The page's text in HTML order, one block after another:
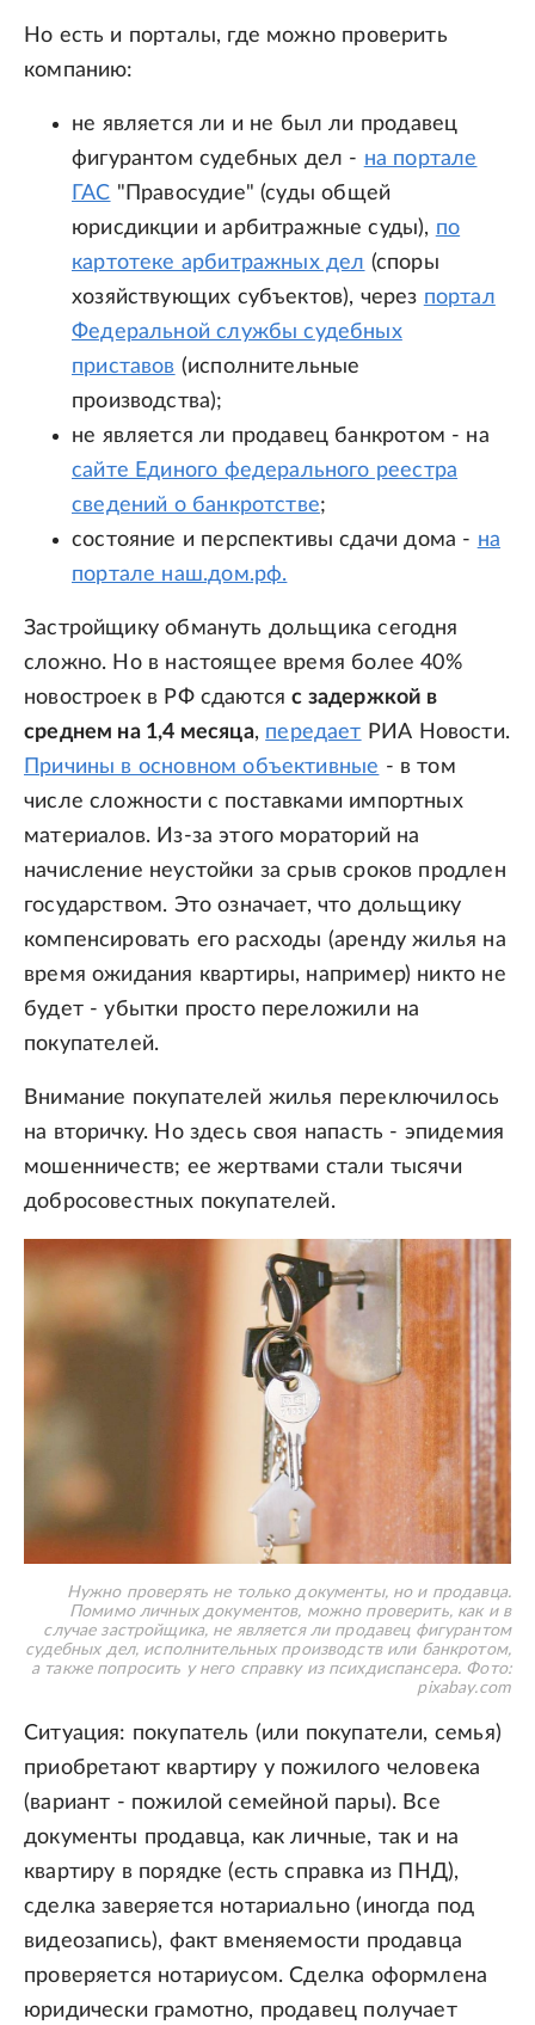
Но есть и порталы, где можно проверить
компанию:
не является ли и не был ли продавец
фигурантом судебных дел - на портале
ГАС "Правосудие" (суды общей
юрисдикции и арбитражные суды), по
картотеке арбитражных дел (споры
хозяйствующих субъектов), через портал
Федеральной службы судебных
приставов (исполнительные
производства);
не является ли продавец банкротом - на
сайте Единого федерального реестра
сведений о банкротстве;
состояние и перспективы сдачи дома - на
портале наш.дом.рф.
Застройщику обмануть дольщика сегодня
сложно. Но в настоящее время более 40%
новостроек в РФ сдаютсяс задержкой в
среднем на 1,4 месяца, передает РИА Новости.
Причины в основном объективные - в том
числе сложности с поставками импортных
материалов. Из-за этого мораторий на
начисление неустойки за срыв сроков продлен
государством. Это означает, что дольщику
компенсировать его расходы (аренду жилья на
время ожидания квартиры, например) никто не
будет - убытки просто переложили на
покупателей.
Внимание покупателей жилья переключилось
на вторичку. Но здесь своя напасть - эпидемия
мошенничеств; ее жертвами стали тысячи
добросовестных покупателей.
Нужно проверять не только документы, но и продавца.
Помимо личных документов, можно проверить, как и в
случае застройщика, не является ли продавец фигурантом
судебных дел, исполнительных производств или банкротом,
а также попросить у него справку из психдиспансера. Фото:
pixabay.com
Ситуация: покупатель (или покупатели, семья)
приобретают квартиру у пожилого человека
(вариант - пожилой семейной пары). Все
документы продавца, как личные, так и на
квартиру в порядке (есть справка из ПНД),
сделка заверяется нотариально (иногда под
видеозапись), факт вменяемости продавца
проверяется нотариусом. Сделка оформлена
юридически грамотно, продавец получает